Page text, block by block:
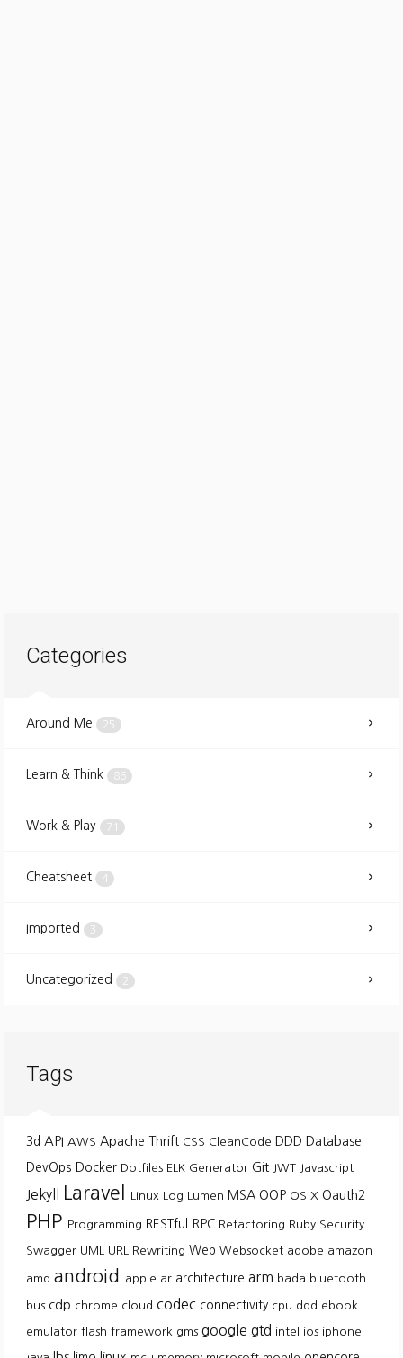
Categories
Around Me 25
Learn & Think 86
Work & Play 71
Cheatsheet 4
Imported 3
Uncategorized 2
Tags
3d API AWS Apache Thrift CSS CleanCode DDD Database
DevOps Docker Dotfiles ELK Generator Git JWT Javascript
Jekyll Laravel Linux Log Lumen MSA OOP OS X Oauth2
PHP Programming RESTful RPC Refactoring Ruby Security
Swagger UML URL Rewriting Web Websocket adobe amazon
amd android apple ar architecture arm bada bluetooth
bus cdp chrome cloud codec connectivity cpu ddd ebook
emulator flash framework gms google gtd intel ios iphone